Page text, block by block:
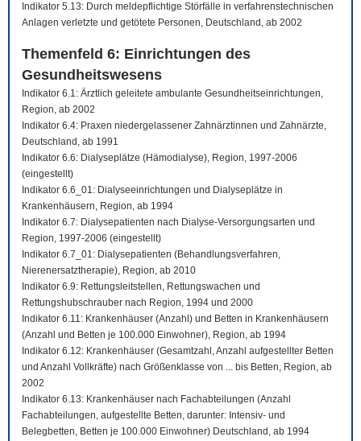
Indikator 5.13: Durch meldepflichtige Störfälle in verfahrenstechnischen
Anlagen verletzte und getötete Personen, Deutschland, ab 2002
Themenfeld 6: Einrichtungen des
Gesundheitswesens
Indikator 6.1: Ärztlich geleitete ambulante Gesundheitseinrichtungen,
Region, ab 2002
Indikator 6.4: Praxen niedergelassener Zahnärztinnen und Zahnärzte,
Deutschland, ab 1991
Indikator 6.6: Dialyseplätze (Hämodialyse), Region, 1997-2006
(eingestellt)
Indikator 6.6_01: Dialyseeinrichtungen und Dialyseplätze in
Krankenhäusern, Region, ab 1994
Indikator 6.7: Dialysepatienten nach Dialyse-Versorgungsarten und
Region, 1997-2006 (eingestellt)
Indikator 6.7_01: Dialysepatienten (Behandlungsverfahren,
Nierenersatztherapie), Region, ab 2010
Indikator 6.9: Rettungsleitstellen, Rettungswachen und
Rettungshubschrauber nach Region, 1994 und 2000
Indikator 6.11: Krankenhäuser (Anzahl) und Betten in Krankenhäusern
(Anzahl und Betten je 100.000 Einwohner), Region, ab 1994
Indikator 6.12: Krankenhäuser (Gesamtzahl, Anzahl aufgestellter Betten
und Anzahl Vollkräfte) nach Größenklasse von ... bis Betten, Region, ab
2002
Indikator 6.13: Krankenhäuser nach Fachabteilungen (Anzahl
Fachabteilungen, aufgestellte Betten, darunter: Intensiv- und
Belegbetten, Betten je 100.000 Einwohner) Deutschland, ab 1994